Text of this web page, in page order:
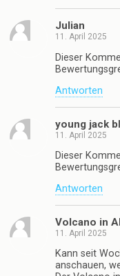
Julian
11. April 2025
Dieser
Antworten
young jack
11. April 2025
Dieser
Antworten
Volcano in
11. April 2025
Kann seit
anschauen,